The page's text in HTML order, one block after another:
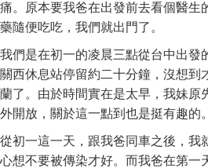
痛。原本要我爸在出發前去看個醫生
藥隨便吃吃，我們就出門了。
我們是在初一的凌晨三點從台中出發
關西休息站停留約二十分鐘，沒想到
蘭了。由於時間實在是太早，我妹原
外開放，關於這一點到也是挺有趣的。
從初一這一天，跟我爸同車之後，我
心想不要被傳染才好。而我爸在第一